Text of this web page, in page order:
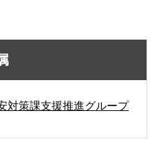
対策課支援推進グループ